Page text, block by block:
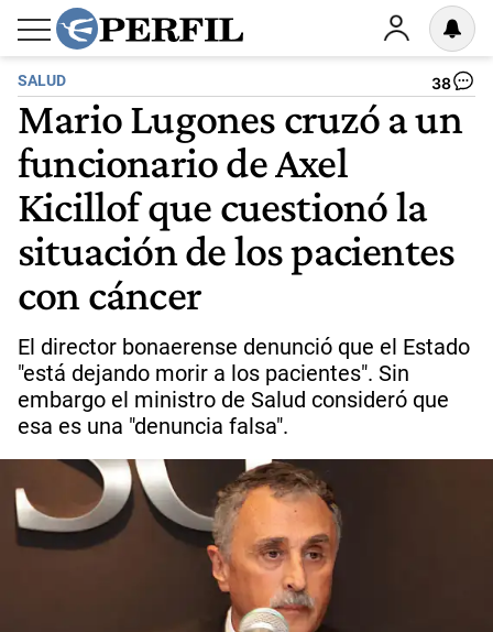
SALUD 38
Mario Lugones cruzó a un
funcionario de Axel
Kicillof que cuestionó la
situación de los pacientes
con cáncer
El director bonaerense denunció que el Estado
"está dejando morir a los pacientes". Sin
embargo el ministro de Salud consideró que
esa es una "denuncia falsa".